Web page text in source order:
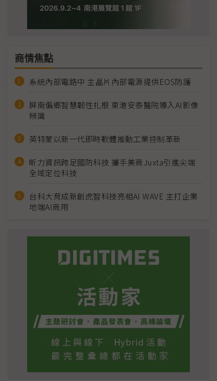
商情焦點
系統內部電路中 主晶片內部電源提供EOS防護
屏南偏鄉智慧韌性扎根 東港安泰醫院導入AI影像
辨識
英特蒙以新一代即時軟體推動工業控制革新
昕力資訊跨足國防科技 攜手美商Juxta引進尖端
全域定位科技
台科大育成新創虎智科技亮相AI WAVE 主打企業
地端AI商用